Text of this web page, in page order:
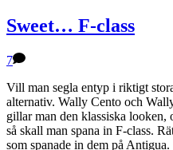
Sweet… F-class
7
Vill man segla entyp i riktigt
alternativ. Wally Cento och
gillar man den klassiska looken,
så skall man spana in F-class.
som spanade in dem på